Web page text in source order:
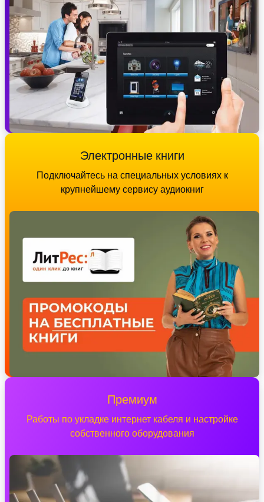
Электронные книги
Подключайтесь на специальных условиях к
крупнейшему сервису аудиокниг
Премиум
Работы по укладке интернет кабеля и настройке
собственного оборудования